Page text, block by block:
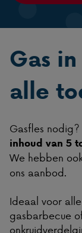
Gas
alle
Gasfles
inhoud van 5
We hebben
ons aanbod.
Ideaal voor
gasbarbecue